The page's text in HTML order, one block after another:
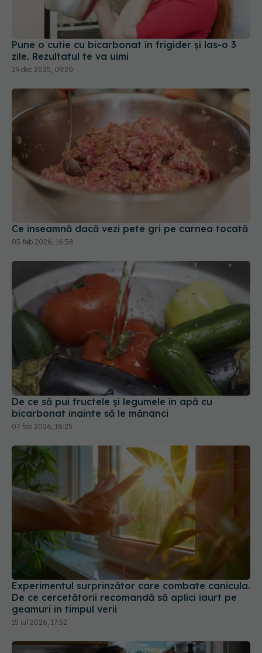
Pune o cutie cu bicarbonat în frigider și las-o 3
zile. Rezultatul te va uimi
29 dec 2025, 09:20
Ce înseamnă dacă vezi pete gri pe carnea tocată
05 feb 2026, 16:58
De ce să pui fructele și legumele în apă cu
bicarbonat înainte să le mănânci
07 feb 2026, 18:25
Experimentul surprinzător care combate canicula.
De ce cercetătorii recomandă să aplici iaurt pe
geamuri în timpul verii
15 iul 2026, 17:52